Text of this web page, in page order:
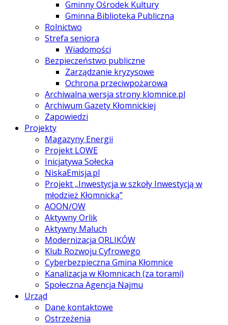
Gminny Ośrodek Kultury
Gminna Biblioteka Publiczna
Rolnictwo
Strefa seniora
Wiadomości
Bezpieczeństwo publiczne
Zarządzanie kryzysowe
Ochrona przeciwpożarowa
Archiwalna wersja strony klomnice.pl
Archiwum Gazety Kłomnickiej
Zapowiedzi
Projekty
Magazyny Energii
Projekt LOWE
Inicjatywa Sołecka
NiskaEmisja.pl
Projekt „Inwestycja w szkoły Inwestycją w
młodzież Kłomnicką”
AOON/OW
Aktywny Orlik
Aktywny Maluch
Modernizacja ORLIKÓW
Klub Rozwoju Cyfrowego
Cyberbezpieczna Gmina Kłomnice
Kanalizacja w Kłomnicach (za torami)
Społeczna Agencja Najmu
Urząd
Dane kontaktowe
Ostrzeżenia